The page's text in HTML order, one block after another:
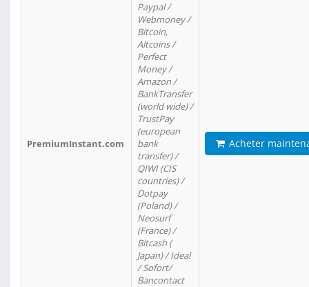
PremiumInstant.com
Paypal /
Webmoney /
Bitcoin,
Altcoins /
Perfect
Money /
Amazon /
BankTransfer
(world wide) /
TrustPay
(european
bank
transfer) /
QIWI (CIS
countries) /
Dotpay
(Poland) /
Neosurf
(France) /
Bitcash (
Japan) / Ideal
/ Sofort/
Bancontact
Acheter